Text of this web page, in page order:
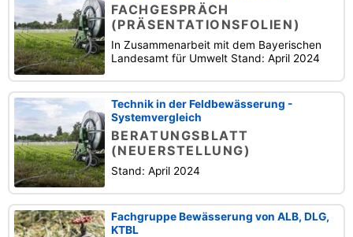
FACHGESPRÄCH
(PRÄSENTATIONSFOLIEN)
In Zusammenarbeit mit dem Bayerischen
Landesamt für Umwelt Stand: April 2024
Technik in der Feldbewässerung -
Systemvergleich
BERATUNGSBLATT
(NEUERSTELLUNG)
Stand: April 2024
Fachgruppe Bewässerung von ALB, DLG,
KTBL